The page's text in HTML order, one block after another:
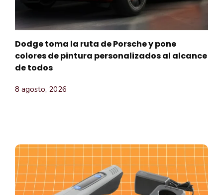
Dodge toma la ruta de Porsche y pone
colores de pintura personalizados al alcance
de todos
8 agosto, 2026